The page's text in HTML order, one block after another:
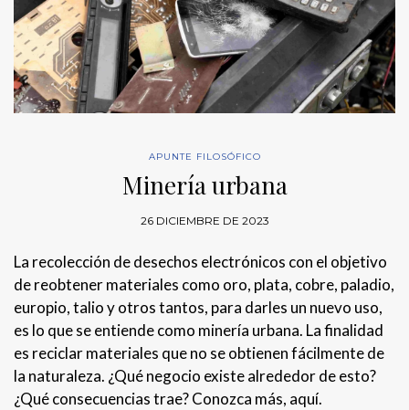
APUNTE FILOSÓFICO
Minería urbana
26 DICIEMBRE DE 2023
La recolección de desechos electrónicos con el objetivo
de reobtener materiales como oro, plata, cobre, paladio,
europio, talio y otros tantos, para darles un nuevo uso,
es lo que se entiende como minería urbana. La finalidad
es reciclar materiales que no se obtienen fácilmente de
la naturaleza. ¿Qué negocio existe alrededor de esto?
¿Qué consecuencias trae? Conozca más, aquí.